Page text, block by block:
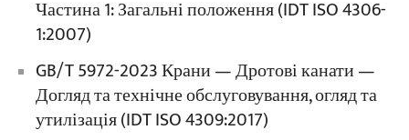
Частина 1: Загальні положення (IDT ISO 4306-
1:2007)
GB/T 5972-2023 Крани — Дротові канати —
Догляд та технічне обслуговування, огляд та
утилізація (IDT ISO 4309:2017)